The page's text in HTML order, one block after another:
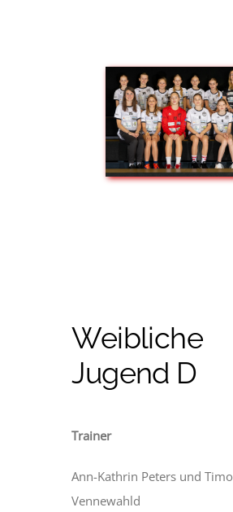
Weibliche
Jugend D
Trainer
Ann-Kathrin Peters und Timo
Vennewahld